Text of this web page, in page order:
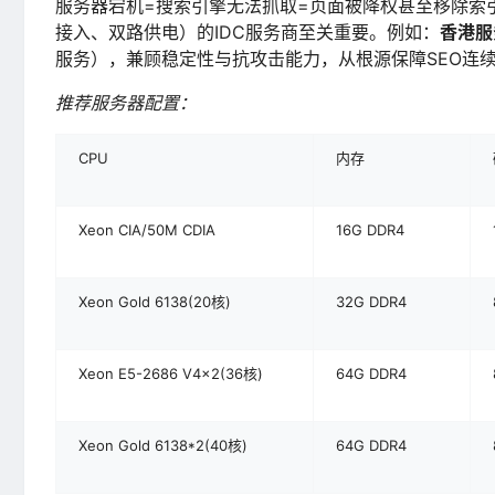
服务器宕机=搜索引擎无法抓取=页面被降权甚至移除索
接入、双路供电）的IDC服务商至关重要。例如： 香港
服务），兼顾稳定性与抗攻击能力，从根源保障SEO连
推荐服务器配置：
CPU 内存
Xeon CIA/50M CDIA 16G DDR4
Xeon Gold 6138(20核) 32G DDR4
Xeon E5-2686 V4×2(36核) 64G DDR4
Xeon Gold 6138*2(40核) 64G DDR4